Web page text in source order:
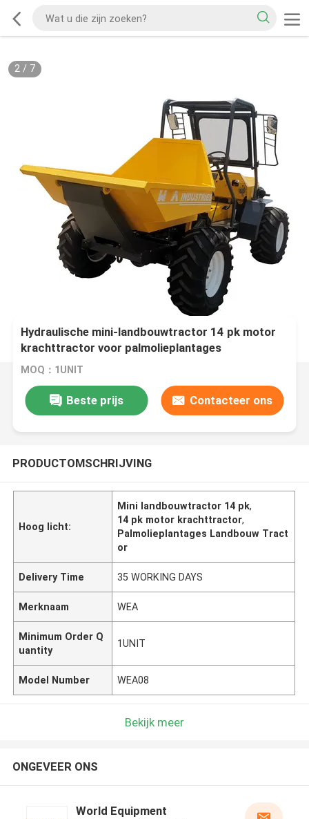
2/ 7
Hydraulische mini-landbouwtractor 14 pk motor
krachttractor voor palmolieplantages
MOQ：1UNIT
Beste prijs Contacteer ons
PRODUCTOMSCHRIJVING
Hoog licht:
Mini landbouwtractor 14 pk,
14 pk motor krachttractor,
Palmolieplantages Landbouw Tract
or
Delivery Time 35 WORKING DAYS
Merknaam WEA
Minimum Order Q
uantity
1UNIT
Model Number WEA08
Bekijk meer
ONGEVEER ONS
World Equipment